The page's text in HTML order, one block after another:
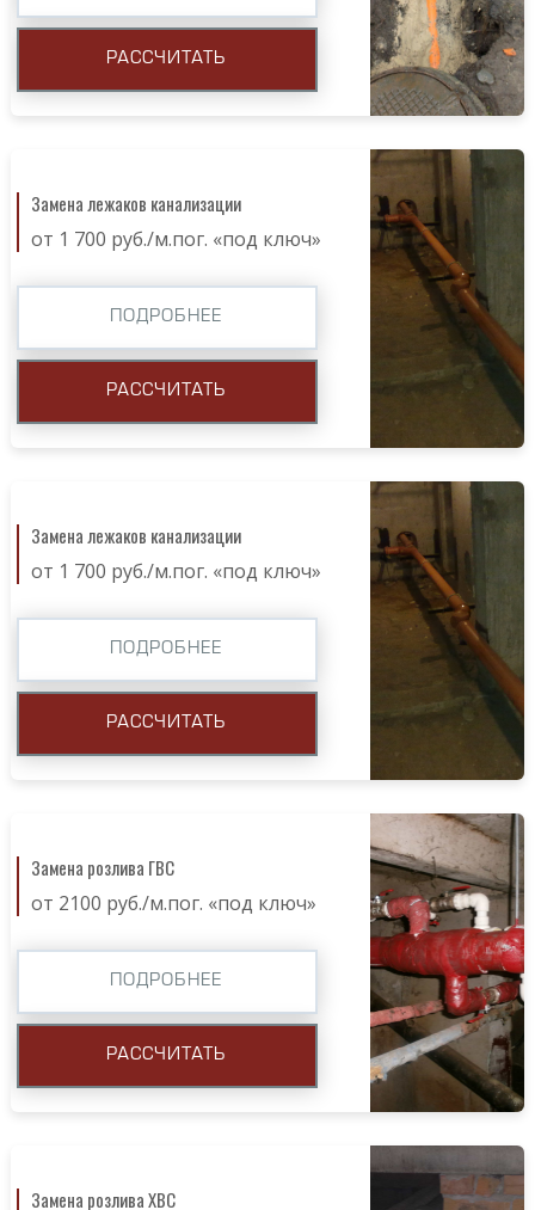
РАССЧИТАТЬ
Замена лежаков канализации
от 1 700 руб./м.пог. «под ключ»
ПОДРОБНЕЕ
РАССЧИТАТЬ
Замена лежаков канализации
от 1 700 руб./м.пог. «под ключ»
ПОДРОБНЕЕ
РАССЧИТАТЬ
Замена розлива ГВС
от 2100 руб./м.пог. «под ключ»
ПОДРОБНЕЕ
РАССЧИТАТЬ
Замена розлива ХВС